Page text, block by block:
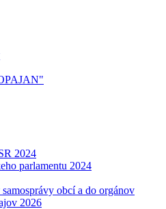
2024
parlamentu 2024
obcí a do orgánov
2026